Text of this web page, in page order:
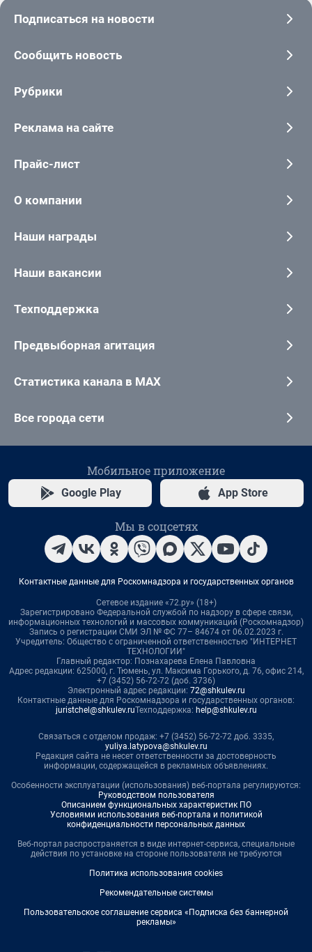
Подписаться на новости
Сообщить новость
Рубрики
Реклама на сайте
Прайс-лист
О компании
Наши награды
Наши вакансии
Техподдержка
Предвыборная агитация
Статистика канала в MAX
Все города сети
Мобильное приложение
Google Play App Store
Мы в соцсетях
Контактные данные для Роскомнадзора и государственных органов
Сетевое издание «72.ру» (18+)
Зарегистрировано Федеральной службой по надзору в сфере связи,
информационных технологий и массовых коммуникаций (Роскомнадзор)
Запись о регистрации СМИ ЭЛ № ФС 77– 84674 от 06.02.2023 г.
Учредитель: Общество с ограниченной ответственностью "ИНТЕРНЕТ
ТЕХНОЛОГИИ"
Главный редактор: Познахарева Елена Павловна
Адрес редакции: 625000, г. Тюмень, ул. Максима Горького, д. 76, офис 214,
+7 (3452) 56-72-72 (доб. 3736)
Электронный адрес редакции: 72@shkulev.ru
Контактные данные для Роскомнадзора и государственных органов:
juristchel@shkulev.ruТехподдержка: help@shkulev.ru
Связаться с отделом продаж: +7 (3452) 56-72-72 доб. 3335,
yuliya.latypova@shkulev.ru
Редакция сайта не несет ответственности за достоверность
информации, содержащейся в рекламных объявлениях.
Особенности эксплуатации (использования) веб-портала регулируются:
Руководством пользователя
Описанием функциональных характеристик ПО
Условиями использования веб-портала и политикой
конфиденциальности персональных данных
Веб-портал распространяется в виде интернет-сервиса, специальные
действия по установке на стороне пользователя не требуются
Политика использования cookies
Рекомендательные системы
Пользовательское соглашение сервиса «Подписка без баннерной
рекламы»